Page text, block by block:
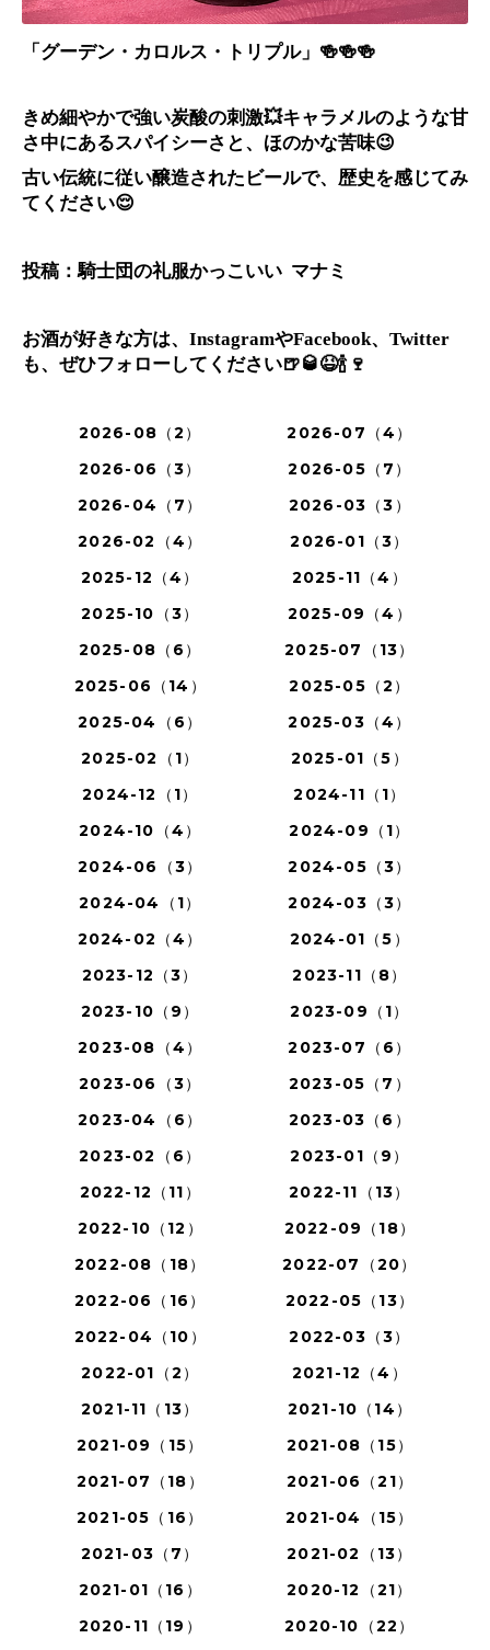
「グーデン・カロルス・トリプル」🍻🍻🍻
きめ細やかで強い炭酸の刺激💥キャラメルのような甘
さ中にあるスパイシーさと、ほのかな苦味😉
古い伝統に従い醸造されたビールで、歴史を感じてみ
てください😌
投稿：騎士団の礼服かっこいい マナミ
お酒が好きな方は、 InstagramやFacebook、 Twitter
も、ぜひフォローしてください🍺🥃😆🍾🍷
2026-08（2）
2026-07（4）
2026-06（3）
2026-05（7）
2026-04（7）
2026-03（3）
2026-02（4）
2026-01（3）
2025-12（4）
2025-11（4）
2025-10（3）
2025-09（4）
2025-08（6）
2025-07（13）
2025-06（14）
2025-05（2）
2025-04（6）
2025-03（4）
2025-02（1）
2025-01（5）
2024-12（1）
2024-11（1）
2024-10（4）
2024-09（1）
2024-06（3）
2024-05（3）
2024-04（1）
2024-03（3）
2024-02（4）
2024-01（5）
2023-12（3）
2023-11（8）
2023-10（9）
2023-09（1）
2023-08（4）
2023-07（6）
2023-06（3）
2023-05（7）
2023-04（6）
2023-03（6）
2023-02（6）
2023-01（9）
2022-12（11）
2022-11（13）
2022-10（12）
2022-09（18）
2022-08（18）
2022-07（20）
2022-06（16）
2022-05（13）
2022-04（10）
2022-03（3）
2022-01（2）
2021-12（4）
2021-11（13）
2021-10（14）
2021-09（15）
2021-08（15）
2021-07（18）
2021-06（21）
2021-05（16）
2021-04（15）
2021-03（7）
2021-02（13）
2021-01（16）
2020-12（21）
2020-11（19）
2020-10（22）